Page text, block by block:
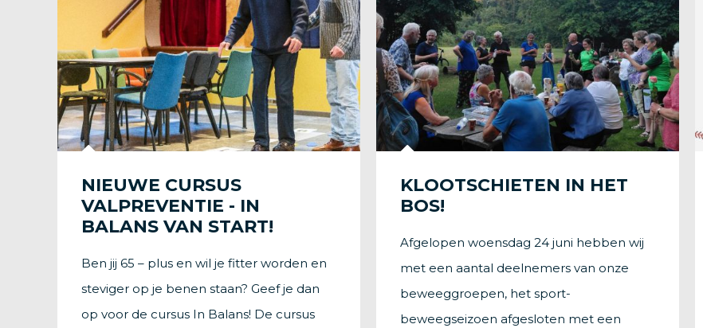
NIEUWE CURSUS
VALPREVENTIE - IN
BALANS VAN START!
Ben jij 65 – plus en wil je fitter worden en
steviger op je benen staan? Geef je dan
op voor de cursus In Balans! De cursus
KLOOTSCHIETEN IN HET
BOS!
Afgelopen woensdag 24 juni hebben wij
met een aantal deelnemers van onze
beweeggroepen, het sport-
beweegseizoen afgesloten met een